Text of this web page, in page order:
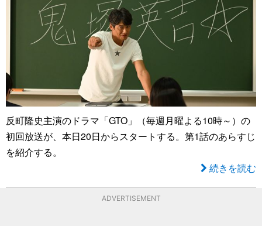
反町隆史主演のドラマ「GTO」（毎週月曜よる10時～）の
初回放送が、本日20日からスタートする。第1話のあらすじ
を紹介する。
続きを読む
ADVERTISEMENT